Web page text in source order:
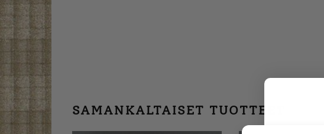
SAMANKALTAISET TUOTTEET